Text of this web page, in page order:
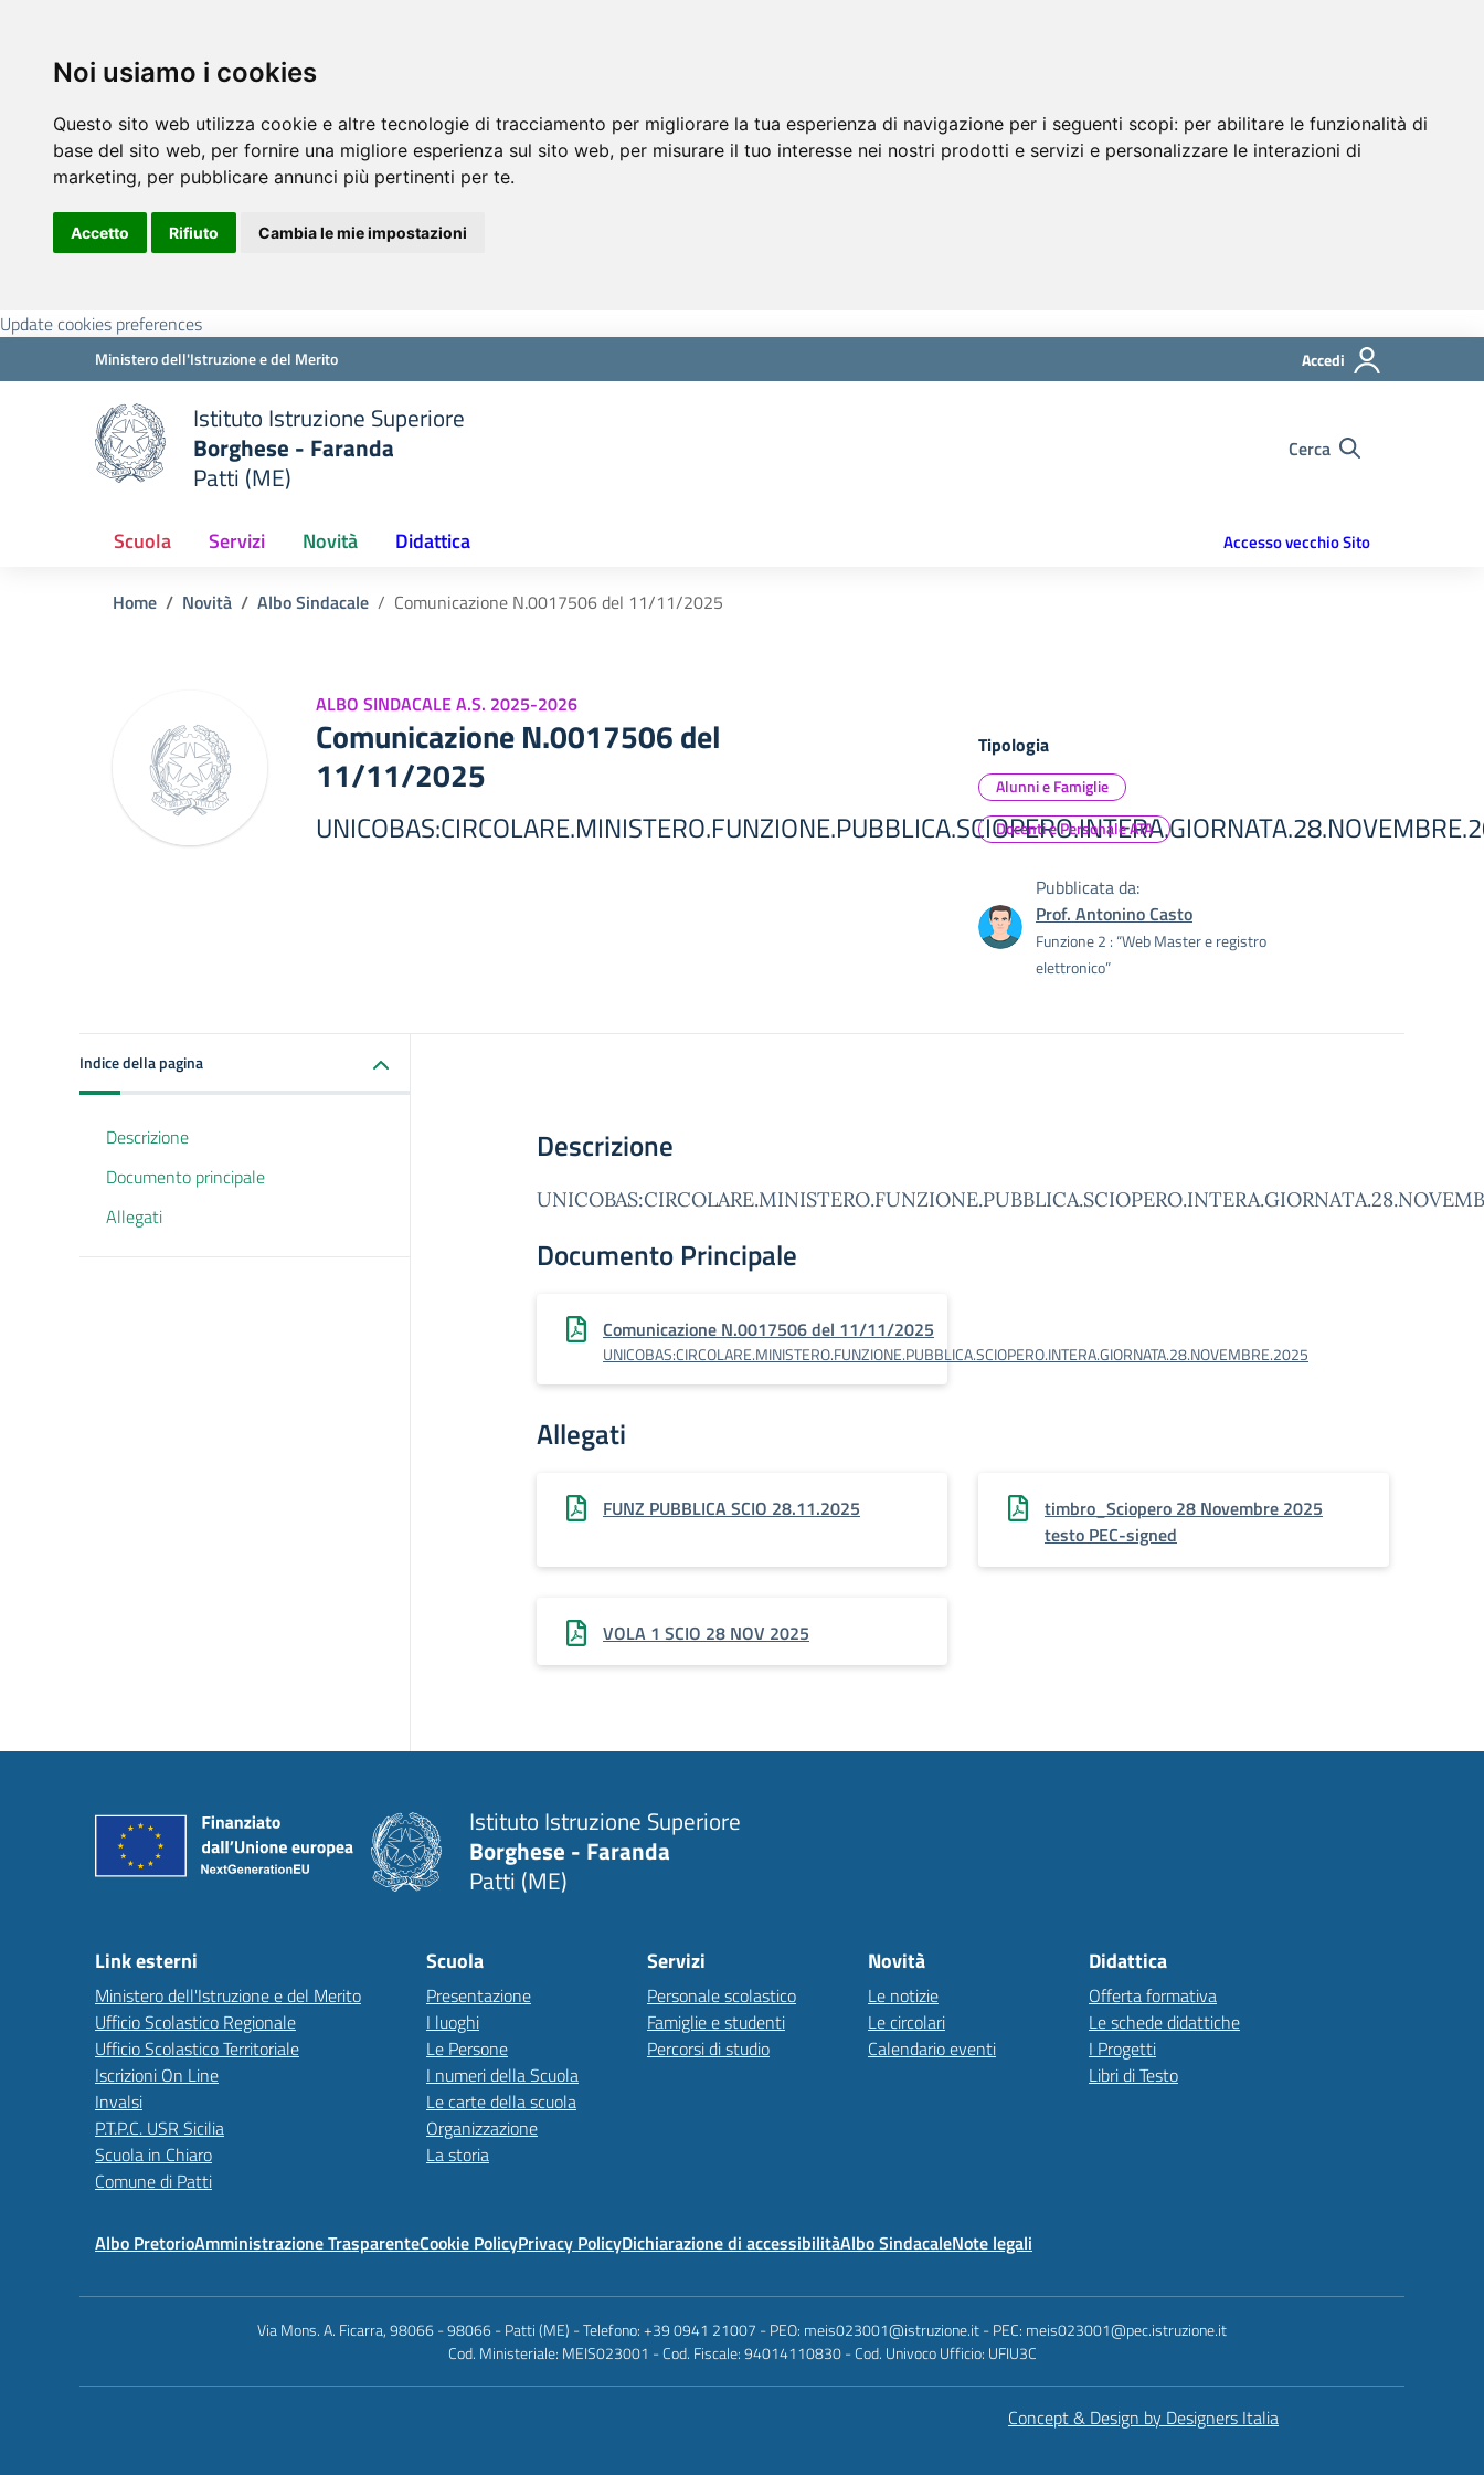
Noi usiamo i cookies
Questo sito web utilizza cookie e altre tecnologie di tracciamento per migliorare la tua esperienza di navigazione per i seguenti scopi: per abilitare le funzionalità di
base del sito web, per fornire una migliore esperienza sul sito web, per misurare il tuo interesse nei nostri prodotti e servizi e personalizzare le interazioni di
marketing, per pubblicare annunci più pertinenti per te.
Accetto Rifiuto Cambia le mie impostazioni
Update cookies preferences
Ministero dell'Istruzione e del Merito Accedi
Istituto Istruzione Superiore
Borghese - Faranda
Patti (ME)
Cerca
Scuola Servizi Novità Didattica Accesso vecchio Sito
Home Novità Albo Sindacale Comunicazione N.0017506 del 11/11/2025
ALBO SINDACALE A.S. 2025-2026
Comunicazione N.0017506 del
11/11/2025
Tipologia
Alunni e Famiglie
Docenti e Personale ATA
Pubblicata da:
Prof. Antonino Casto
Funzione 2 : “Web Master e registro
elettronico”
Indice della pagina
Descrizione
Documento principale
Allegati
Descrizione
Documento Principale
Comunicazione N.0017506 del 11/11/2025
UNICOBAS:CIRCOLARE.MINISTERO.FUNZIONE.PUBBLICA.SCIOPERO.INTERA.GIORNATA.28.NOVEMBRE.2025
Allegati
FUNZ PUBBLICA SCIO 28.11.2025
timbro_Sciopero 28 Novembre 2025
testo PEC-signed
VOLA 1 SCIO 28 NOV 2025
Istituto Istruzione Superiore
Borghese - Faranda
Patti (ME)
Link esterni
Ministero dell'Istruzione e del Merito
Ufficio Scolastico Regionale
Ufficio Scolastico Territoriale
Iscrizioni On Line
Invalsi
P.T.P.C. USR Sicilia
Scuola in Chiaro
Comune di Patti
Scuola
Presentazione
I luoghi
Le Persone
I numeri della Scuola
Le carte della scuola
Organizzazione
La storia
Servizi
Personale scolastico
Famiglie e studenti
Percorsi di studio
Novità
Le notizie
Le circolari
Calendario eventi
Didattica
Offerta formativa
Le schede didattiche
I Progetti
Libri di Testo
Albo PretorioAmministrazione TrasparenteCookie PolicyPrivacy PolicyDichiarazione di accessibilitàAlbo SindacaleNote legali
Via Mons. A. Ficarra, 98066 - 98066 - Patti (ME) - Telefono: +39 0941 21007 - PEO: meis023001@istruzione.it - PEC: meis023001@pec.istruzione.it
Cod. Ministeriale: MEIS023001 - Cod. Fiscale: 94014110830 - Cod. Univoco Ufficio: UFIU3C
Concept & Design by Designers Italia